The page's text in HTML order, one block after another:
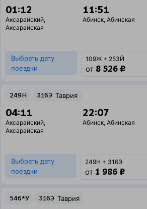
01:12
Аксарайский,
Аксарайская
11:51
Абинск, Абинская
Выбрать дату
поездки
109Ж + 253Й
от 8 526 ₽
249Н 316Э Таврия
04:11
Аксарайский,
Аксарайская
22:07
Абинск, Абинская
Выбрать дату
поездки
249Н + 316Э
от 1 986 ₽
546*У 316Э Таврия